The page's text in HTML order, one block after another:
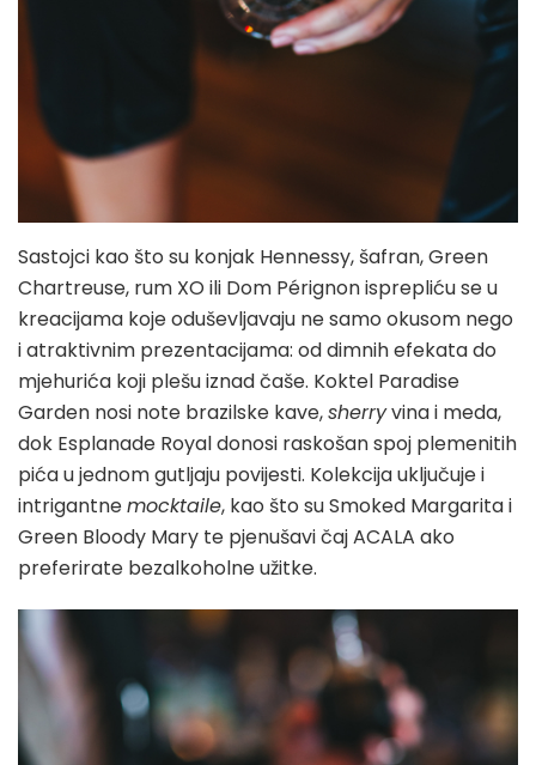
Sastojci kao što su konjak Hennessy, šafran, Green
Chartreuse, rum XO ili Dom Pérignon isprepliću se u
kreacijama koje oduševljavaju ne samo okusom nego
i atraktivnim prezentacijama: od dimnih efekata do
mjehurića koji plešu iznad čaše. Koktel Paradise
Garden nosi note brazilske kave,sherryvina i meda,
dok Esplanade Royal donosi raskošan spoj plemenitih
pića u jednom gutljaju povijesti. Kolekcija uključuje i
intrigantnemocktaile, kao što su Smoked Margarita i
Green Bloody Mary te pjenušavi čaj ACALA ako
preferirate bezalkoholne užitke.